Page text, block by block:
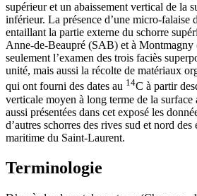
supérieur et un abaissement vertical de la
inférieur. La présence d’une micro-falaise
entaillant la partie externe du schorre
Anne-de-Beaupré (SAB) et à
seulement l’examen des trois faciès
unité, mais aussi la récolte de matériaux
qui ont fourni des dates au 14C à partir
verticale moyen à long terme de la surface
aussi présentées dans cet exposé les
d’autres schorres des rives sud et nord des
maritime du Saint-Laurent.
Terminologie